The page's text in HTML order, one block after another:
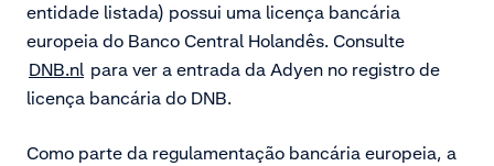
entidade listada) possui uma licença bancária
europeia do Banco Central Holandês. Consulte
DNB.nl para ver a entrada da Adyen no registro de
licença bancária do DNB.
Como parte da regulamentação bancária europeia, a